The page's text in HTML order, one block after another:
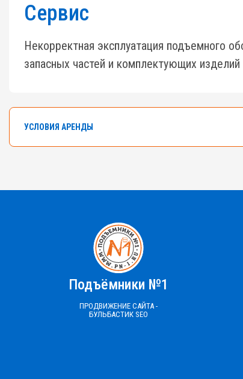
Сервис
Некорректная эксплуатация подъемного
запасных частей и комплектующих
УСЛОВИЯ АРЕНДЫ
ПРАВИЛА АРЕНДЫ №1,2,3 ПРАВИЛА АРЕНДЫ №4
Подъёмники №1
ПРОДВИЖЕНИЕ САЙТА -
БУЛЬБАСТИК SEO